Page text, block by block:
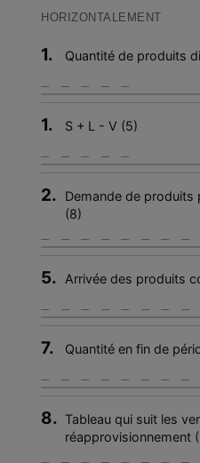
HORIZONTALEMENT
1. Quantité de produits
1. S + L - V (5)
2.
Demande de produits
(8)
5. Arrivée des produits
7. Quantité en fin de
8. Tableau qui suit les
réapprovisionnement